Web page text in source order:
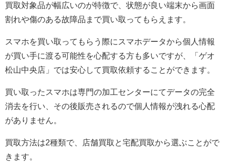
買取対象品が幅広いのが特徴で、状態が良い端末から画面
割れや傷のある故障品まで買い取ってもらえます。
スマホを買い取ってもらう際にスマホデータから個人情報
が買い手に渡る可能性を心配する方も多いですが、「ゲオ
松山中央店」では安心して買取依頼することができます。
買い取ったスマホは専門の加工センターにてデータの完全
消去を行い、その後販売されるので個人情報が洩れる心配
がありません。
買取方法は2種類で、店舗買取と宅配買取から選ぶことがで
きます。